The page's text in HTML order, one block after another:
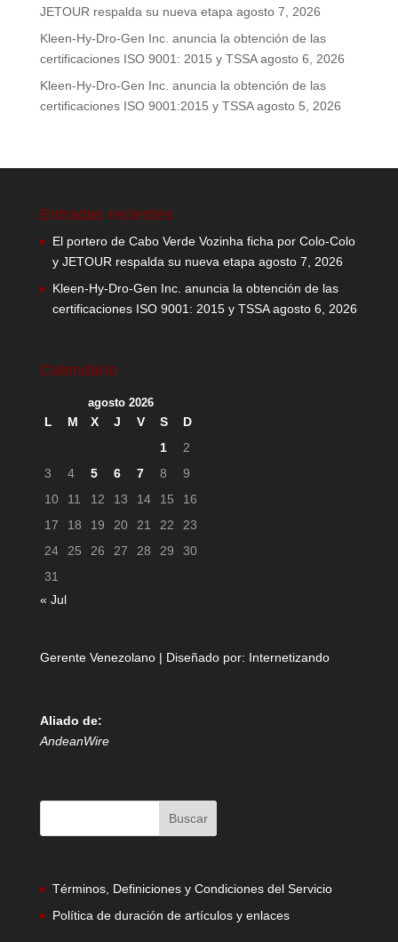
JETOUR respalda su nueva etapa agosto 7, 2026
Kleen-Hy-Dro-Gen Inc. anuncia la obtención de las
certificaciones ISO 9001: 2015 y TSSA agosto 6, 2026
Kleen-Hy-Dro-Gen Inc. anuncia la obtención de las
certificaciones ISO 9001:2015 y TSSA agosto 5, 2026
Entradas recientes
El portero de Cabo Verde Vozinha ficha por Colo-Colo
y JETOUR respalda su nueva etapa agosto 7, 2026
Kleen-Hy-Dro-Gen Inc. anuncia la obtención de las
certificaciones ISO 9001: 2015 y TSSA agosto 6, 2026
Calendario
agosto 2026
L M X J V S
D
1
2
3
4 5 6 7 8
9
10
11 12 13 14 15
16
17
18 19 20 21 22
23
24
25 26 27 28 29
30
31
« Jul
Gerente Venezolano | Diseñado por: Internetizando
Aliado de:
AndeanWire
Términos, Definiciones y Condiciones del Servicio
Política de duración de artículos y enlaces